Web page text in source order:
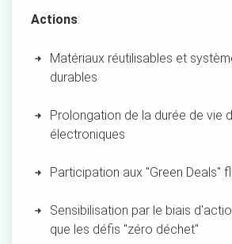
Actions:
Matériaux réutilisables et
durables
Prolongation de la durée de vie
électroniques
Participation aux "Green Deals"
Sensibilisation par le biais
que les défis "zéro déchet"